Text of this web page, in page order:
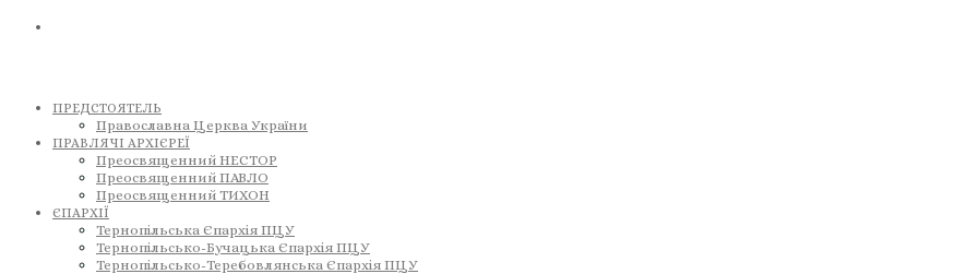
ПРЕДСТОЯТЕЛЬ
Православна Церква України
ПРАВЛЯЧІ АРХІЄРЕЇ
Преосвященний НЕСТОР
Преосвященний ПАВЛО
Преосвященний ТИХОН
ЄПАРХІЇ
Тернопільська Єпархія ПЦУ
Тернопільсько-Бучацька Єпархія ПЦУ
Тернопільсько-Теребовлянська Єпархія ПЦУ